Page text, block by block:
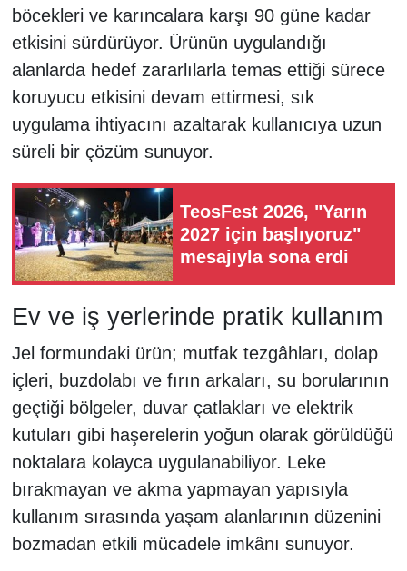
böcekleri ve karıncalara karşı 90 güne kadar
etkisini sürdürüyor. Ürünün uygulandığı
alanlarda hedef zararlılarla temas ettiği sürece
koruyucu etkisini devam ettirmesi, sık
uygulama ihtiyacını azaltarak kullanıcıya uzun
süreli bir çözüm sunuyor.
TeosFest 2026, "Yarın
2027 için başlıyoruz"
mesajıyla sona erdi
Ev ve iş yerlerinde pratik kullanım
Jel formundaki ürün; mutfak tezgâhları, dolap
içleri, buzdolabı ve fırın arkaları, su borularının
geçtiği bölgeler, duvar çatlakları ve elektrik
kutuları gibi haşerelerin yoğun olarak görüldüğü
noktalara kolayca uygulanabiliyor. Leke
bırakmayan ve akma yapmayan yapısıyla
kullanım sırasında yaşam alanlarının düzenini
bozmadan etkili mücadele imkânı sunuyor.